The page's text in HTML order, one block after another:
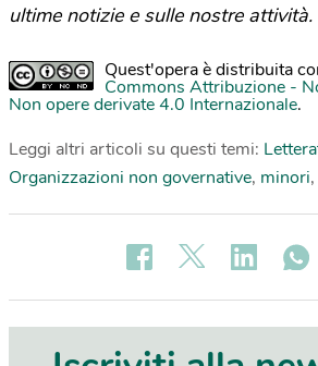
ultime notizie e sulle nostre attività.
Quest'opera è distribuita
Commons Attribuzione -
Non opere derivate 4.0 Internazionale.
Leggi altri articoli su questi temi:
Organizzazioni non governative, minori,